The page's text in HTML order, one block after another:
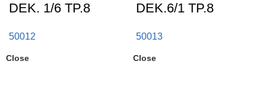
DEK. 1/6 TP.8
50012
DEK.6/1 TP.8
50013
Close Close